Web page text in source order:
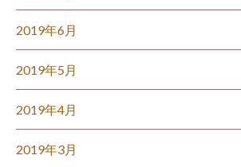
2019年6月
2019年5月
2019年4月
2019年3月